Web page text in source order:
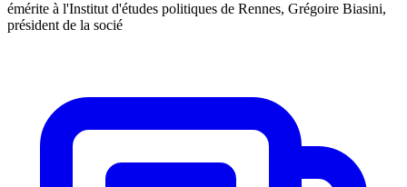
émérite à l'Institut d'études politiques de Rennes, Grégoire Biasini,
président de la socié